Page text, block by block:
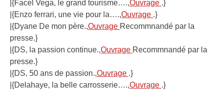
|{Facel Vega, le grand tourisme….,Ouvrage .}
|{Enzo ferrari, une vie pour la….,Ouvrage .}
|{Dyane De mon père.,Ouvrage Recommnandé par la
presse.}
|{DS, la passion continue.,Ouvrage Recommnandé par la
presse.}
|{DS, 50 ans de passion.,Ouvrage .}
|{Delahaye, la belle carrosserie….,Ouvrage .}